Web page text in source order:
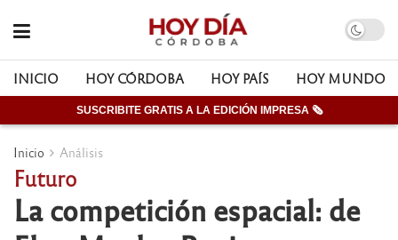
INICIO HOY CÓRDOBA HOY PAÍS HOY MUNDO
SUSCRIBITE GRATIS A LA EDICIÓN IMPRESA 🗞
Inicio Análisis
Futuro
La competición espacial: de